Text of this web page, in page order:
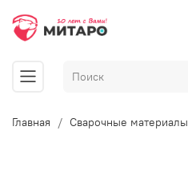
Главная Сварочные материалы